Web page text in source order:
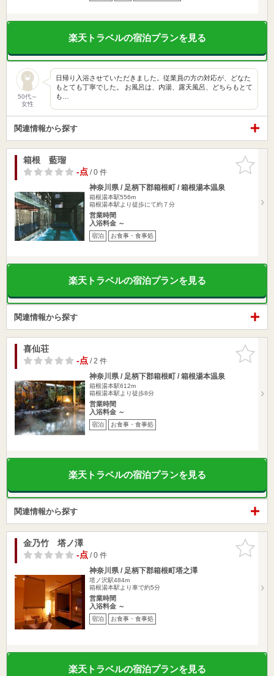
楽天トラベルの宿泊プランを見る
50代～
女性
日帰り入浴させていただきました。従業員の方の対応が、どなた
もとても丁寧でした。 お風呂は、内湯、露天風呂、どちらもとて
も…
関連情報から探す
お気に入
りに追加
箱根 藍瑠
-点/ 0 件
神奈川県 / 足柄下郡箱根町 / 箱根湯本温泉
箱根湯本駅556m
箱根湯本駅より徒歩にて約７分
営業時間
入浴料金 ～
宿泊 お食事・食事処
楽天トラベルの宿泊プランを見る
関連情報から探す
お気に入
りに追加
喜仙荘
-点/ 2 件
神奈川県 / 足柄下郡箱根町 / 箱根湯本温泉
箱根湯本駅612m
箱根湯本駅より徒歩8分
営業時間
入浴料金 ～
宿泊 お食事・食事処
楽天トラベルの宿泊プランを見る
関連情報から探す
お気に入
りに追加
金乃竹 塔ノ澤
-点/ 0 件
神奈川県 / 足柄下郡箱根町塔之澤
塔ノ沢駅484m
箱根湯本駅より車で約5分
営業時間
入浴料金 ～
宿泊 お食事・食事処
楽天トラベルの宿泊プランを見る